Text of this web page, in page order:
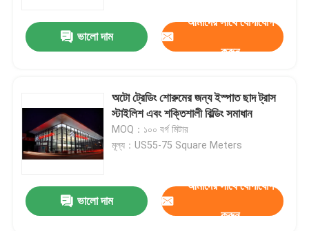
বাড়ি
ভালো দাম
আমাদের সাথে যোগাযোগ
করুন
অটো ট্রেডিং শোরুমের জন্য ইস্পাত ছাদ ট্রাস
স্টাইলিশ এবং শক্তিশালী বিল্ডিং সমাধান
MOQ：১০০ বর্গ মিটার
মূল্য：US55-75 Square Meters
ভালো দাম
আমাদের সাথে যোগাযোগ
করুন